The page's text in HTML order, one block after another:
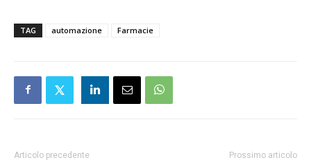
TAG automazione Farmacie
Articolo precedente Prossimo articolo